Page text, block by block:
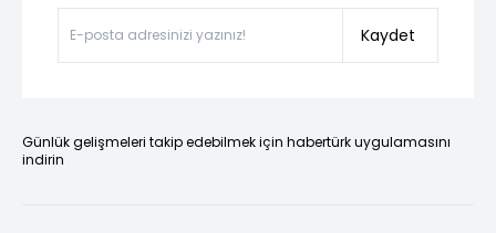
Kaydet
Günlük gelişmeleri takip edebilmek için habertürk uygulamasını
indirin